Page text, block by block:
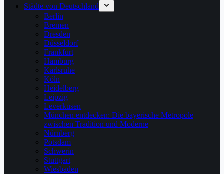
Städte von Deutschland
Berlin
Bremen
Dresden
Düsseldorf
Frankfurt
Hamburg
Karlsruhe
Köln
Heidelberg
Leipzig
Leverkusen
München entdecken: Die bayerische Metropole
zwischen Tradition und Moderne
Nürnberg
Potsdam
Schwerin
Stuttgart
Wiesbaden